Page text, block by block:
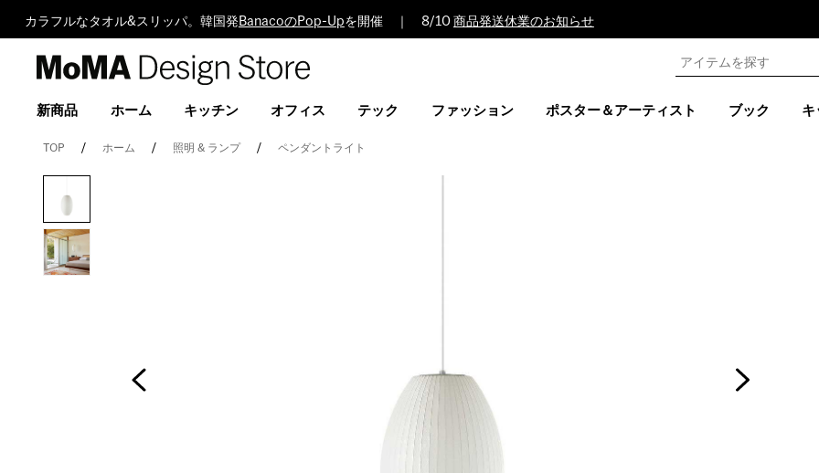
カラフルなタオル&スリッパ。韓国発 BanacoのPop-Upを開催 ｜ 8/10 商品発送休業のお知らせ
Design
新商品 ホーム キッチン オフィス テック ファッション ポスター＆アーティスト ブック キ
TOP ホーム 照明 & ランプ ペンダントライト